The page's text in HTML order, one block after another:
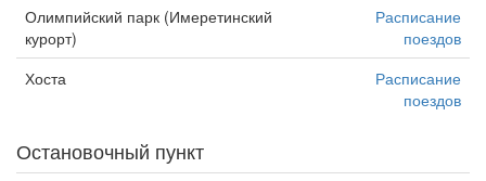
Олимпийский парк (Имеретинский
курорт)
Расписание
поездов
Хоста
Расписание
поездов
Остановочный пункт